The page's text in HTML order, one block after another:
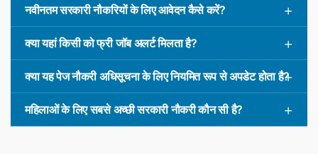
नवीनतम सरकारी नौकरियों के लिए आवेदन कैसे करें?
क्या यहां किसी को फ्री जॉब अलर्ट मिलता है?
क्या यह पेज नौकरी अधिसूचना के लिए नियमित रूप से अपडेट होता है?
महिलाओं के लिए सबसे अच्छी सरकारी नौकरी कौन सी है?